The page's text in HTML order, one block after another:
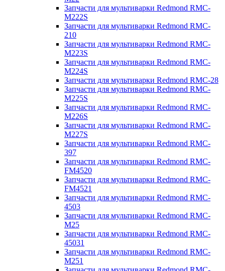
Запчасти для мультиварки Redmond RMC-
M222S
Запчасти для мультиварки Redmond RMC-
210
Запчасти для мультиварки Redmond RMC-
M223S
Запчасти для мультиварки Redmond RMC-
M224S
Запчасти для мультиварки Redmond RMC-28
Запчасти для мультиварки Redmond RMC-
M225S
Запчасти для мультиварки Redmond RMC-
M226S
Запчасти для мультиварки Redmond RMC-
M227S
Запчасти для мультиварки Redmond RMC-
397
Запчасти для мультиварки Redmond RMC-
FM4520
Запчасти для мультиварки Redmond RMC-
FM4521
Запчасти для мультиварки Redmond RMC-
4503
Запчасти для мультиварки Redmond RMC-
M25
Запчасти для мультиварки Redmond RMC-
45031
Запчасти для мультиварки Redmond RMC-
M251